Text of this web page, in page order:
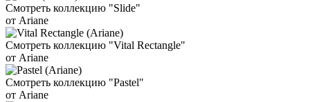
Смотреть коллекцию "Slide"
от Ariane
Смотреть коллекцию "Vital Rectangle"
от Ariane
Смотреть коллекцию "Pastel"
от Ariane